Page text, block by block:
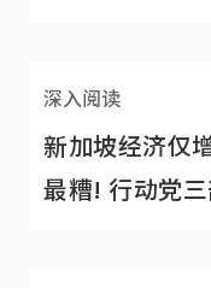
深入阅读
新加坡经济仅
最糟! 行动党